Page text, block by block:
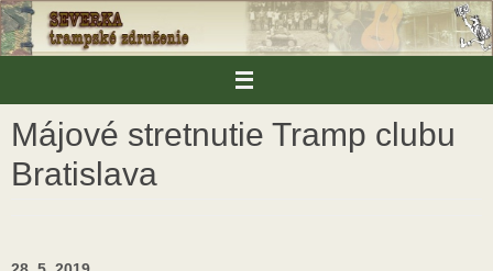
Skip
to
content
Májové stretnutie Tramp clubu
Bratislava